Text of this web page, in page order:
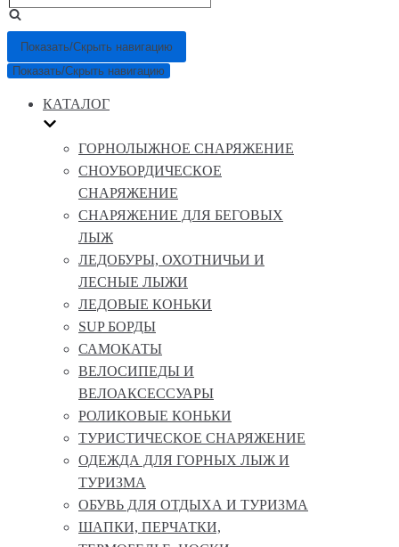
Показать/Скрыть навигацию
Показать/Скрыть навигацию
КАТАЛОГ
ГОРНОЛЫЖНОЕ СНАРЯЖЕНИЕ
СНОУБОРДИЧЕСКОЕ
СНАРЯЖЕНИЕ
СНАРЯЖЕНИЕ ДЛЯ БЕГОВЫХ
ЛЫЖ
ЛЕДОБУРЫ, ОХОТНИЧЬИ И
ЛЕСНЫЕ ЛЫЖИ
ЛЕДОВЫЕ КОНЬКИ
SUP БОРДЫ
САМОКАТЫ
ВЕЛОСИПЕДЫ И
ВЕЛОАКСЕССУАРЫ
РОЛИКОВЫЕ КОНЬКИ
ТУРИСТИЧЕСКОЕ СНАРЯЖЕНИЕ
ОДЕЖДА ДЛЯ ГОРНЫХ ЛЫЖ И
ТУРИЗМА
ОБУВЬ ДЛЯ ОТДЫХА И ТУРИЗМА
ШАПКИ, ПЕРЧАТКИ,